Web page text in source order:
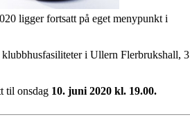
ligger fortsatt på eget menypunkt i
i Ullern Flerbrukshall,
til onsdag 10. juni 2020 kl. 19.00.